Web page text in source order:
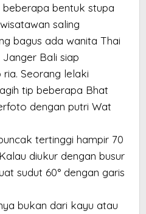
bentuk stupa
saling
bagus ada wanita Thai
Bali siap
Seorang lelaki
tip beberapa Bhat
dengan putri Wat
tertinggi hampir 70
diukur dengan busur
sudut 60° dengan garis
bukan dari kayu atau